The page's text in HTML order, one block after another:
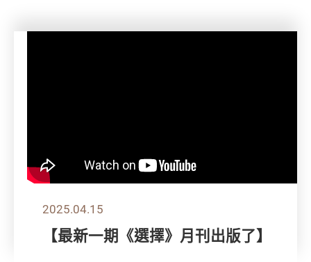
2025.04.15
【最新一期《選擇》月刊出版了】